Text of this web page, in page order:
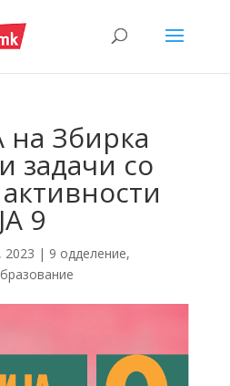
Збирка
задачи со
9
2023 | 9 одделение,